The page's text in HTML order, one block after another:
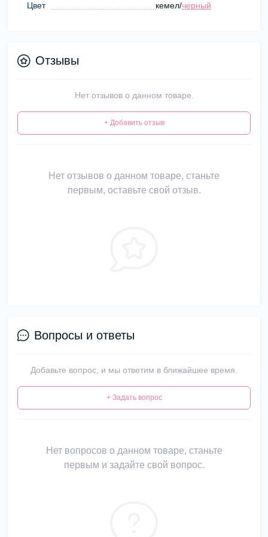
Цвет кемел/черный
Отзывы
Нет отзывов о данном товаре.
+ Добавить отзыв
Нет отзывов о данном товаре, станьте
первым, оставьте свой отзыв.
Вопросы и ответы
Добавьте вопрос, и мы ответим в ближайшее время.
+ Задать вопрос
Нет вопросов о данном товаре, станьте
первым и задайте свой вопрос.